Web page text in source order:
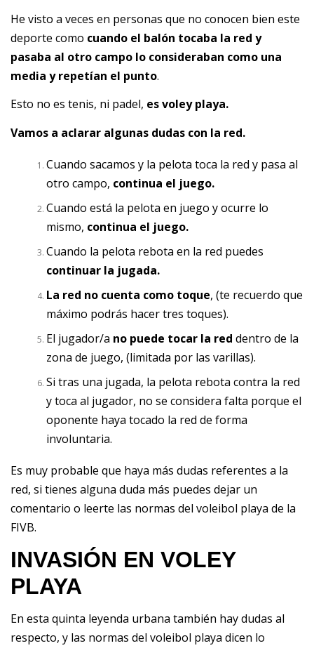
He visto a veces en personas que no conocen bien este
deporte como cuando el balón tocaba la red y
pasaba al otro campo lo consideraban como una
media y repetían el punto.
Esto no es tenis, ni padel, es voley playa.
Vamos a aclarar algunas dudas con la red.
Cuando sacamos y la pelota toca la red y pasa al
otro campo, continua el juego.
Cuando está la pelota en juego y ocurre lo
mismo, continua el juego.
Cuando la pelota rebota en la red puedes
continuar la jugada.
La red no cuenta como toque, (te recuerdo que
máximo podrás hacer tres toques).
El jugador/a no puede tocar la red dentro de la
zona de juego, (limitada por las varillas).
Si tras una jugada, la pelota rebota contra la red
y toca al jugador, no se considera falta porque el
oponente haya tocado la red de forma
involuntaria.
Es muy probable que haya más dudas referentes a la
red, si tienes alguna duda más puedes dejar un
comentario o leerte las normas del voleibol playa de la
FIVB.
INVASIÓN EN VOLEY
PLAYA
En esta quinta leyenda urbana también hay dudas al
respecto, y las normas del voleibol playa dicen lo